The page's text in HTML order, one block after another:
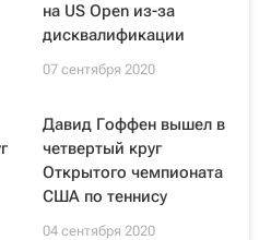
на US Open из-за
дисквалификации
07 сентября 2020
Давид Гоффен вышел в
четвертый круг
Открытого чемпионата
США по теннису
04 сентября 2020